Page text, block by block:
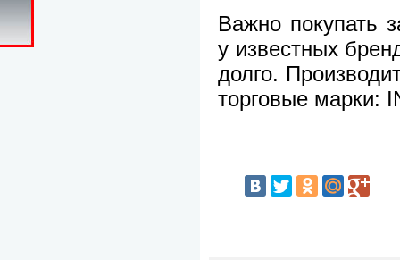
Важно покупать
у известных
долго.
торговые марки: